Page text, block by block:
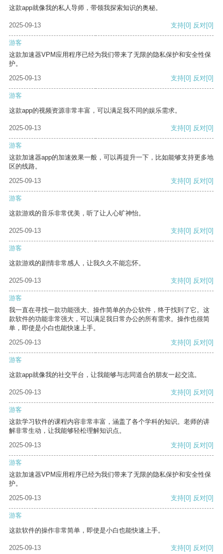
这款app就像我的私人导师，带领我探索知识的奥秘。
2025-09-13 支持[0] 反对[0]
游客
这款加速器VPM应用程序已经为我们带来了无限的隐私保护和安全性保
护。
2025-09-13
支持[0] 反对[0]
游客
这款app的视频资源非常丰富，可以满足我不同的娱乐需求。
2025-09-13 支持[0] 反对[0]
游客
这款加速器app的加速效果一般，可以再提升一下，比如能够支持更多地
区的线路。
2025-09-13
支持[0] 反对[0]
游客
这款游戏的音乐非常优美，听了让人心旷神怡。
2025-09-13 支持[0] 反对[0]
游客
这款游戏的剧情非常感人，让我久久不能忘怀。
2025-09-13 支持[0] 反对[0]
游客
我一直在寻找一款功能强大、操作简单的办公软件，终于找到了它。这
款软件的功能非常强大，可以满足我日常办公的所有需求。操作也很简
单，即使是小白也能快速上手。
2025-09-13
支持[0] 反对[0]
游客
这款app就像我的社交平台，让我能够与志同道合的朋友一起交流。
2025-09-13 支持[0] 反对[0]
游客
这款学习软件的课程内容非常丰富，涵盖了各个学科的知识。老师的讲
解非常生动，让我能够轻松理解知识点。
2025-09-13
支持[0] 反对[0]
游客
这款加速器VPM应用程序已经为我们带来了无限的隐私保护和安全性保
护。
2025-09-13
支持[0] 反对[0]
游客
这款软件的操作非常简单，即使是小白也能快速上手。
2025-09-13 支持[0] 反对[0]